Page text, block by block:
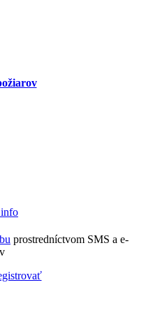
prostredníctvom SMS a e-